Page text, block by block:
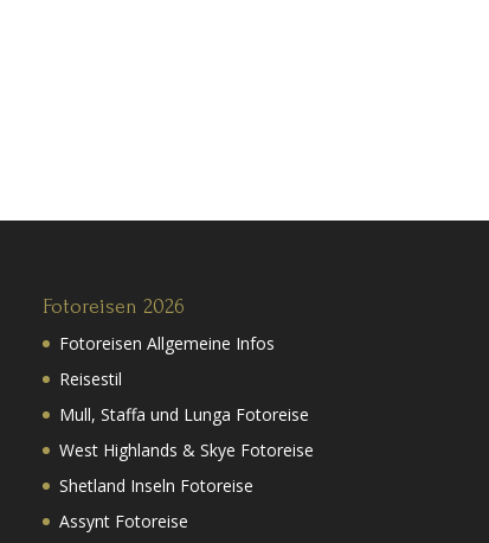
Fotoreisen 2026
Fotoreisen Allgemeine Infos
Reisestil
Mull, Staffa und Lunga Fotoreise
West Highlands & Skye Fotoreise
Shetland Inseln Fotoreise
Assynt Fotoreise